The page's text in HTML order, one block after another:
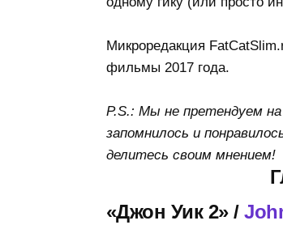
Микроредакция
фильмы 2017 года.
P.S.: Мы не претендуем
запомнилось и
делитесь своим мнением!
«Джон Уик 2» /